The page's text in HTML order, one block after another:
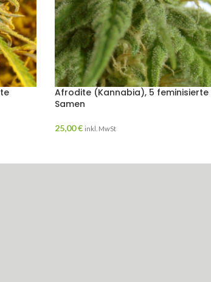
Afrodite (Kannabia), 5 feminisierte
Samen
25,00€ inkl. MwSt